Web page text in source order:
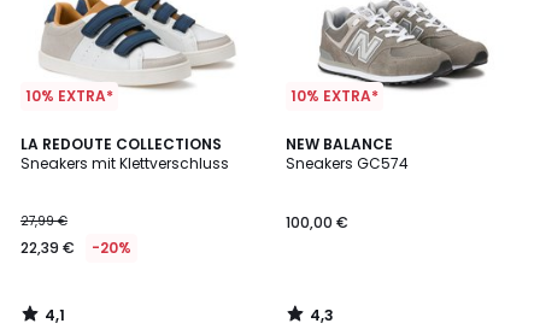
10% EXTRA*
LA REDOUTE COLLECTIONS
Sneakers mit Klettverschluss
27,99 €
22,39 € -20%
4,1
/ 5
4,1
/
10% EXTRA*
NEW BALANCE
Sneakers GC574
100,00 €
4,3
/ 5
4,3
/